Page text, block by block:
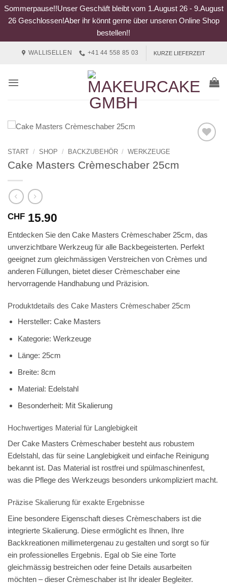
Sommerpause!!Unser Geschäft bleibt vom 1.August 26 - 9.August
26 Geschlossen!Aber ihr könnt gerne über unseren Online Shop
bestellen!!
WALLISELLEN +41 44 558 85 03 KURZE LIEFERZEIT
START / SHOP / BACKZUBEHÖR / WERKZEUGE
Cake Masters Crèmeschaber 25cm
CHF 15.90
Entdecken Sie den Cake Masters Crèmeschaber 25cm, das
unverzichtbare Werkzeug für alle Backbegeisterten. Perfekt
geeignet zum gleichmässigen Verstreichen von Crèmes und
anderen Füllungen, bietet dieser Crèmeschaber eine
hervorragende Handhabung und Präzision.
Produktdetails des Cake Masters Crèmeschaber 25cm
Hersteller: Cake Masters
Kategorie: Werkzeuge
Länge: 25cm
Breite: 8cm
Material: Edelstahl
Besonderheit: Mit Skalierung
Hochwertiges Material für Langlebigkeit
Der Cake Masters Crèmeschaber besteht aus robustem
Edelstahl, das für seine Langlebigkeit und einfache Reinigung
bekannt ist. Das Material ist rostfrei und spülmaschinenfest,
was die Pflege des Werkzeugs besonders unkompliziert macht.
Präzise Skalierung für exakte Ergebnisse
Eine besondere Eigenschaft dieses Crèmeschabers ist die
integrierte Skalierung. Diese ermöglicht es Ihnen, Ihre
Backkreationen millimetergenau zu gestalten und sorgt so für
ein professionelles Ergebnis. Egal ob Sie eine Torte
gleichmässig bestreichen oder feine Details ausarbeiten
möchten – dieser Crèmeschaber ist Ihr idealer Begleiter.